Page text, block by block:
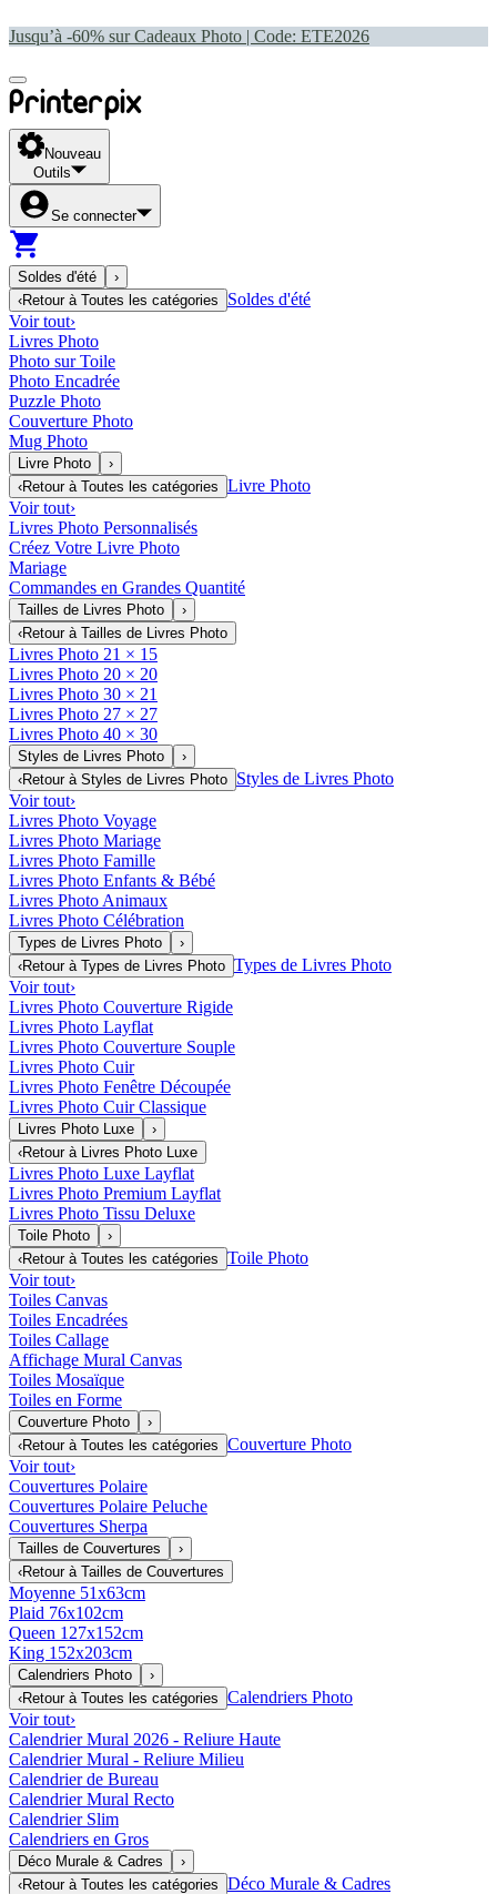
Jusqu’à -60% sur Cadeaux Photo | Code: ETE2026
Nouveau
Outils
Se connecter
Soldes d'été
›
‹Retour à Toutes les catégories
Soldes d'été
Voir tout›
Livres Photo
Photo sur Toile
Photo Encadrée
Puzzle Photo
Couverture Photo
Mug Photo
Livre Photo
›
‹Retour à Toutes les catégories Livre Photo
Voir tout›
Livres Photo Personnalisés
Créez Votre Livre Photo
Mariage
Commandes en Grandes Quantité
Tailles de Livres Photo
›
‹Retour à Tailles de Livres Photo
Livres Photo 21 × 15
Livres Photo 20 × 20
Livres Photo 30 × 21
Livres Photo 27 × 27
Livres Photo 40 × 30
Styles de Livres Photo
›
‹Retour à Styles de Livres Photo Styles de Livres Photo
Voir tout›
Livres Photo Voyage
Livres Photo Mariage
Livres Photo Famille
Livres Photo Enfants & Bébé
Livres Photo Animaux
Livres Photo Célébration
Types de Livres Photo
›
‹Retour à Types de Livres Photo Types de Livres Photo
Voir tout›
Livres Photo Couverture Rigide
Livres Photo Layflat
Livres Photo Couverture Souple
Livres Photo Cuir
Livres Photo Fenêtre Découpée
Livres Photo Cuir Classique
Livres Photo Luxe
›
‹Retour à Livres Photo Luxe
Livres Photo Luxe Layflat
Livres Photo Premium Layflat
Livres Photo Tissu Deluxe
Toile Photo
›
‹Retour à Toutes les catégories Toile Photo
Voir tout›
Toiles Canvas
Toiles Encadrées
Toiles Callage
Affichage Mural Canvas
Toiles Mosaïque
Toiles en Forme
Couverture Photo
›
‹Retour à Toutes les catégories Couverture Photo
Voir tout›
Couvertures Polaire
Couvertures Polaire Peluche
Couvertures Sherpa
Tailles de Couvertures
›
‹Retour à Tailles de Couvertures
Moyenne 51x63cm
Plaid 76x102cm
Queen 127x152cm
King 152x203cm
Calendriers Photo
›
‹Retour à Toutes les catégories Calendriers Photo
Voir tout›
Calendrier Mural 2026 - Reliure Haute
Calendrier Mural - Reliure Milieu
Calendrier de Bureau
Calendrier Mural Recto
Calendrier Slim
Calendriers en Gros
Déco Murale & Cadres
›
‹Retour à Toutes les catégories Déco Murale & Cadres